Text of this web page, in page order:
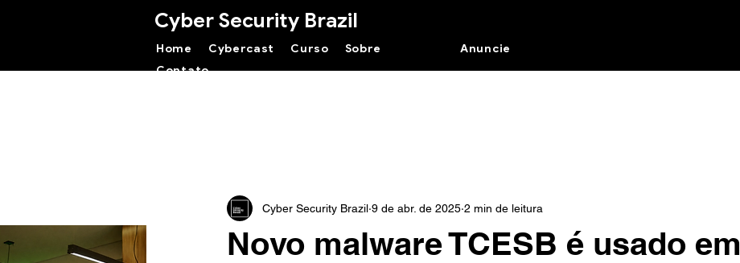
Cyber Security Brazil
Anuncie
Home Cybercast Curso
Sobre
Contato
Novo malware TCESB é usado em
Cyber Security Brazil 9 de abr. de 2025 2 min de leitura